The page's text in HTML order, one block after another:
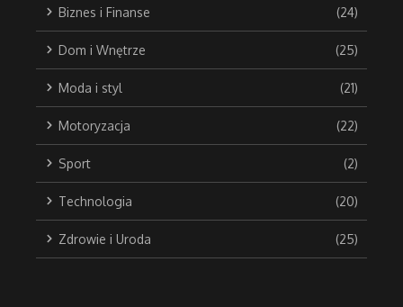
Biznes i Finanse (24)
Dom i Wnętrze (25)
Moda i styl (21)
Motoryzacja (22)
Sport (2)
Technologia (20)
Zdrowie i Uroda (25)